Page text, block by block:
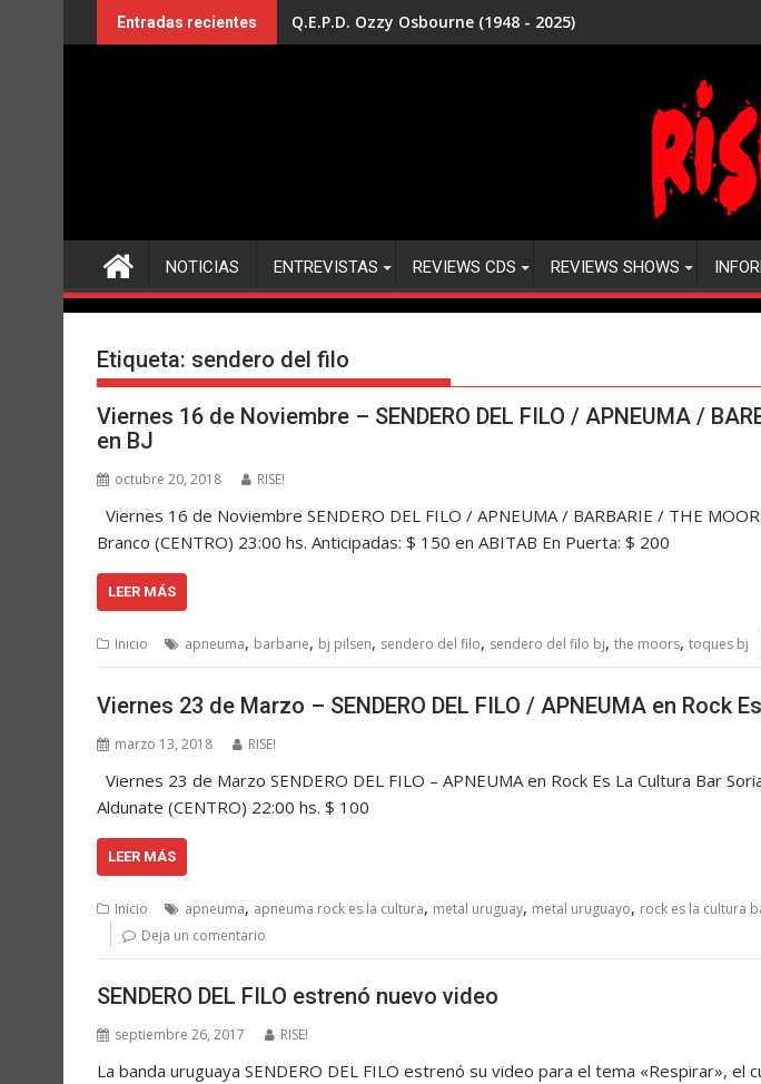
al
Entradas recientes Q.E.P.D. Ozzy Osbourne (1948 - 2025)
NOTICIAS ENTREVISTAS REVIEWS CDS REVIEWS SHOWS
Etiqueta: sendero del filo
Viernes 16 de Noviembre – SENDERO DEL FILO / APNEUMA /
en BJ
octubre 20, 2018 RISE!
Viernes 16 de Noviembre SENDERO DEL FILO / APNEUMA / BARBARIE / THE
Branco (CENTRO) 23:00 hs. Anticipadas: $ 150 en ABITAB En Puerta: $ 200
LEER MÁS
Inicio apneuma, barbarie, bj pilsen, sendero del filo, sendero del filo bj, the moors, toques bj
Viernes 23 de Marzo – SENDERO DEL FILO / APNEUMA en Rock
marzo 13, 2018 RISE!
Viernes 23 de Marzo SENDERO DEL FILO – APNEUMA en Rock Es La Cultura Bar
Aldunate (CENTRO) 22:00 hs. $ 100
LEER MÁS
Inicio apneuma, apneuma rock es la cultura, metal uruguay, metal uruguayo, rock es la cultura
Deja un comentario
SENDERO DEL FILO estrenó nuevo video
septiembre 26, 2017 RISE!
La banda uruguaya SENDERO DEL FILO estrenó su video para el tema «Respirar», el